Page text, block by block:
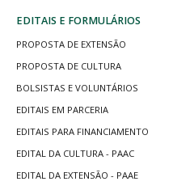
EDITAIS E FORMULÁRIOS
PROPOSTA DE EXTENSÃO
PROPOSTA DE CULTURA
BOLSISTAS E VOLUNTÁRIOS
EDITAIS EM PARCERIA
EDITAIS PARA FINANCIAMENTO
EDITAL DA CULTURA - PAAC
EDITAL DA EXTENSÃO - PAAE